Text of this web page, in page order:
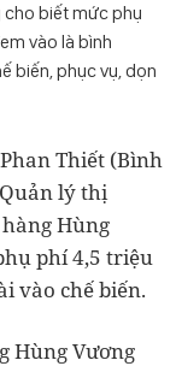
cho biết mức phụ
vào là bình
biến, phục vụ, dọn
Thiết (Bình
lý thị
Hùng
phí 4,5 triệu
vào chế biến.
Hùng Vương